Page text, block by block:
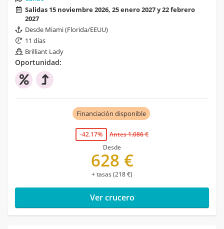
Salidas 15 noviembre 2026, 25 enero 2027 y 22 febrero
2027
Desde Miami (Florida/EEUU)
11 días
Brilliant Lady
Oportunidad:
Financiación disponible
-42.17%
Antes 1.086 €
Desde
628 €
+ tasas (218 €)
Ver crucero